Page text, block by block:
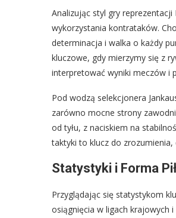
Analizując styl gry
wykorzystania kontrataków.
determinacja i walka o każdy
kluczowe, gdy mierzymy się z
interpretować wyniki meczów i
Pod wodzą selekcjonera
zarówno mocne strony
od tyłu, z naciskiem na
taktyki to klucz do
Statystyki i Forma
Przyglądając się statystykom
osiągnięcia w ligach krajowych